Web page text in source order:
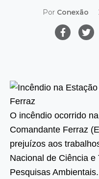
Por Conexão
O incêndio ocorrido
Comandante Ferraz
prejuízos aos
Nacional de Ciência e
Pesquisas